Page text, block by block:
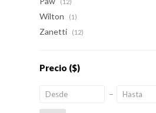
Wilton (1)
Zanetti (12)
Precio ($)